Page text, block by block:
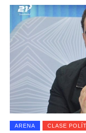
ARENA CLASE